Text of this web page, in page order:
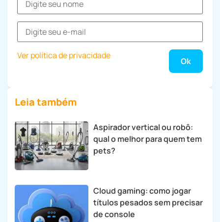
Ver política de privacidade
Leia também
Aspirador vertical ou robô:
qual o melhor para quem tem
pets?
Cloud gaming: como jogar
títulos pesados sem precisar
de console